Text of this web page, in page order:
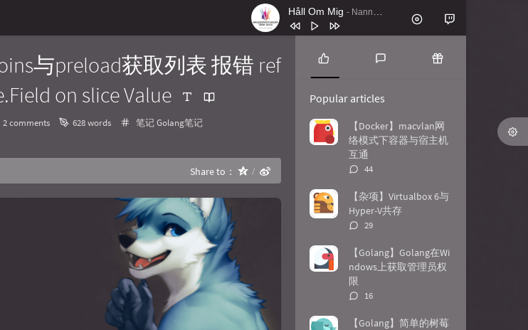
Håll Om Mig - Nanne Grönvall
2
Battle Royale feat. Panther (VIP Mix)
El Pueblo Unido Jamás Será
Vencido (En Vivo) Quilapayún
Nachtblut
6 Gimme! Gimme Gimme
John Wick Mode Le Castle Vania
stranger_think C418
与preload获取列表 报错 ref
on slice Value
2 comments 628 words Categories：
笔记Golang笔记
Share to：
P
p
u
l
a
r
t
i
l
e
t
s
t
m
m
e
t
s
d
o
m
t
e
s
Popular articles
【Docker】macvlan网
络模式下容器与宿主机
互通
评
数：
44
【杂项】Virtualbox 6与
Hyper-V共存
评
数：
29
【Golang】Golang在Wi
ndows上获取管理员权
限
评
数：
16
【Golang】简单的树莓